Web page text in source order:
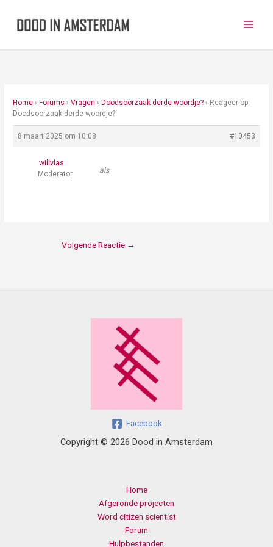
Home › Forums › Vragen › Doodsoorzaak derde woordje? › Reageer op:
Doodsoorzaak derde woordje?
8 maart 2025 om 10:08 #10453
willvlas
Moderator
als
Volgende Reactie →
Facebook
Copyright © 2026 Dood in Amsterdam
Home
Afgeronde projecten
Word citizen scientist
Forum
Hulpbestanden